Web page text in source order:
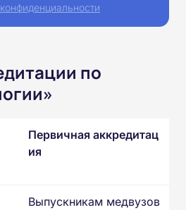
по
Первичная аккредитац
ия
Выпускникам медвузов